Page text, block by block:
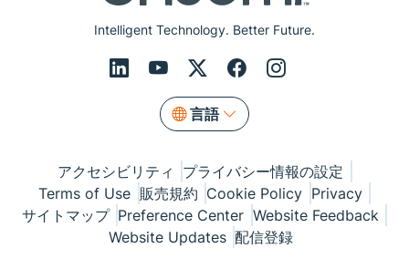
Intelligent Technology. Better Future.
言語
アクセシビリティ
プライバシー情報の設定
Terms of Use 販売規約 Cookie Policy Privacy
サイトマップ Preference Center Website Feedback
Website Updates 配信登録